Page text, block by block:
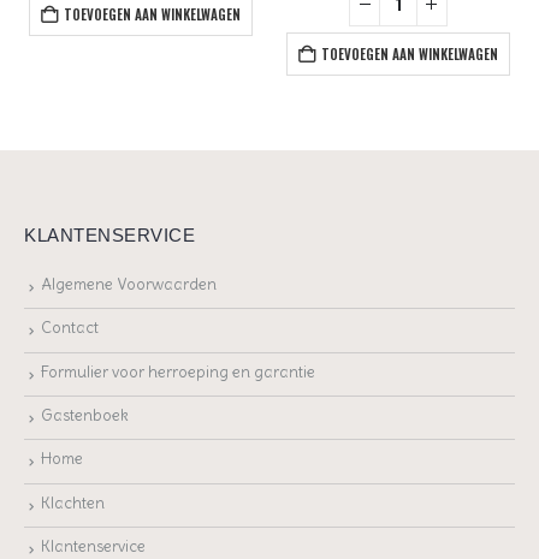
TOEVOEGEN AAN WINKELWAGEN
TOEVOEGEN AAN WINKELWAGEN
KLANTENSERVICE
Algemene Voorwaarden
Contact
Formulier voor herroeping en garantie
Gastenboek
Home
Klachten
Klantenservice